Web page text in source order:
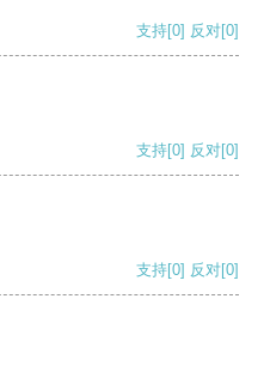
支持[0] 反对[0]
支持[0] 反对[0]
支持[0] 反对[0]